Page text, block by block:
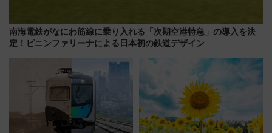
南海電鉄がなにわ筋線に乗り入れる「次期空港特急」の導入を決
定！ピニンファリーナによる日本初の鉄道デザイン